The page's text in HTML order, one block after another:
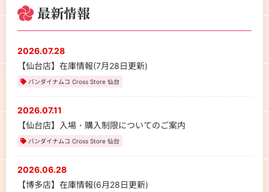
最新情報
2026.07.28
【仙台店】在庫情報(7月28日更新)
バンダイナムコ Cross Store 仙台
2026.07.11
【仙台店】入場・購入制限についてのご案内
バンダイナムコ Cross Store 仙台
2026.06.28
【博多店】在庫情報(6月28日更新)